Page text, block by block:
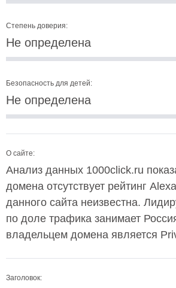
Степень доверия:
Не определена
Безопасность для детей:
Не определена
О сайте:
Анализ данных 1000click.ru
домена отсутствует рейтинг
данного сайта неизвестна.
по доле трафика занимает
владельцем домена является
Заголовок: